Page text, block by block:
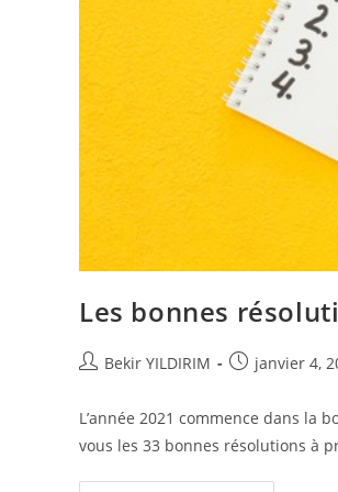
Les bonnes
Auteur/autrice
la
publication :
Bekir YILDIRIM
Publication
janvier 4,
L’année 2021 commence dans la
vous les 33 bonnes résolutions à